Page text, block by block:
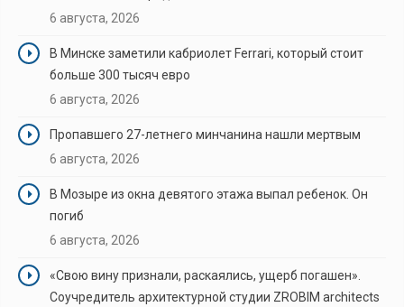
6 августа, 2026
В Минске заметили кабриолет Ferrari, который стоит
больше 300 тысяч евро
6 августа, 2026
Пропавшего 27-летнего минчанина нашли мертвым
6 августа, 2026
В Мозыре из окна девятого этажа выпал ребенок. Он
погиб
6 августа, 2026
«Свою вину признали, раскаялись, ущерб погашен».
Соучредитель архитектурной студии ZROBIM architects